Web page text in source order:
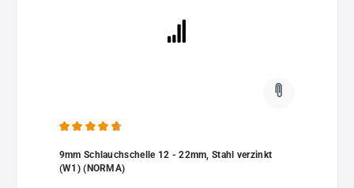
9mm Schlauchschelle 12 - 22mm, Stahl verzinkt
(W1) (NORMA)